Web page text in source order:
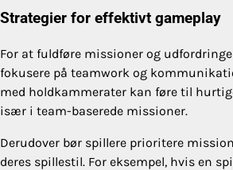
Strategier for effektivt gameplay
For at fuldføre missioner og
fokusere på teamwork og
med holdkammerater kan føre til
især i team-baserede missioner.
Derudover bør spillere prioritere
deres spillestil. For eksempel, hvis en